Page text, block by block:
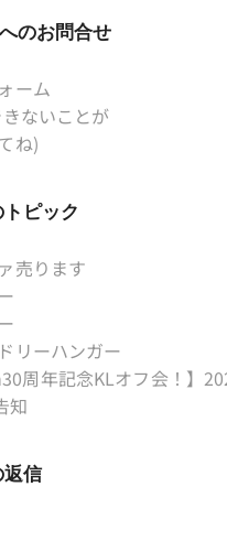
トボー
フトボール「お
マレーシア歴：1991年から
：2001年から21年目
のお問合せ
ーム
ないことが
ね)
ピック
売ります
リーハンガー
周年記念KLオフ会！】
知
信